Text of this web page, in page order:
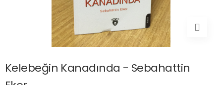
Kelebeğin Kanadında - Sebahattin